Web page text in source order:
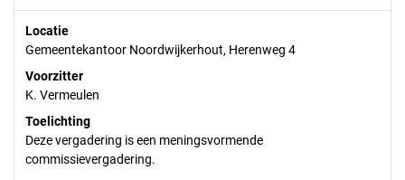
Locatie
Gemeentekantoor Noordwijkerhout, Herenweg 4
Voorzitter
K. Vermeulen
Toelichting
Deze vergadering is een meningsvormende
commissievergadering.